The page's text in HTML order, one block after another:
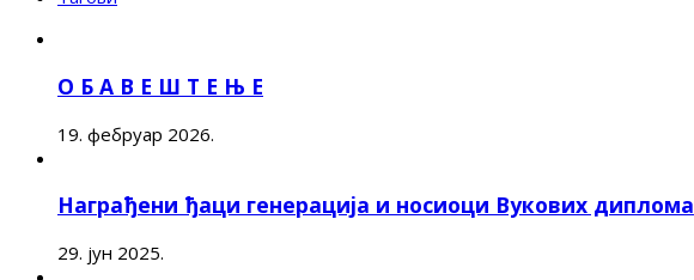
О Б А В Е Ш Т Е Њ Е
19. фебруар 2026.
Награђени ђаци генерација и носиоци Вукових диплома
29. јун 2025.